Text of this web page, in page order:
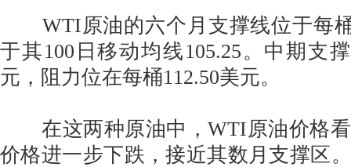
WTI原油的六个月支撑线位于每桶
于其100日移动均线105.25。中期支
元，阻力位在每桶112.50美元。
在这两种原油中，WTI原油价格看
价格进一步下跌，接近其数月支撑区